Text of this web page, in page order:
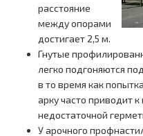
расстояние
между опорами
достигает 2,5 м.
Гнутые
легко подгоняются
в то время как
арку часто приводит
недостаточной
У арочного